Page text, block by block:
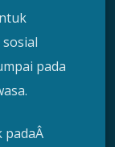
pada
padaÂ